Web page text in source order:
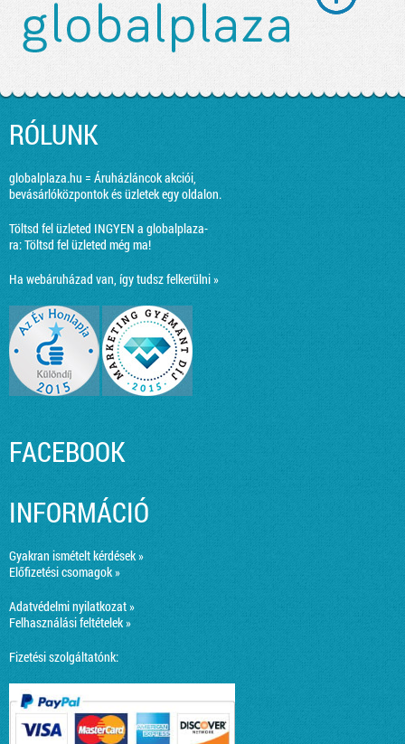
RÓLUNK
globalplaza.hu = Áruházláncok akciói,
bevásárlóközpontok és üzletek egy oldalon.
Töltsd fel üzleted INGYEN a globalplaza-
ra:Töltsd fel üzleted még ma!
Ha webáruházad van, így tudsz felkerülni »
FACEBOOK
INFORMÁCIÓ
Gyakran ismételt kérdések »
Előfizetési csomagok »
Adatvédelmi nyilatkozat »
Felhasználási feltételek »
Fizetési szolgáltatónk: